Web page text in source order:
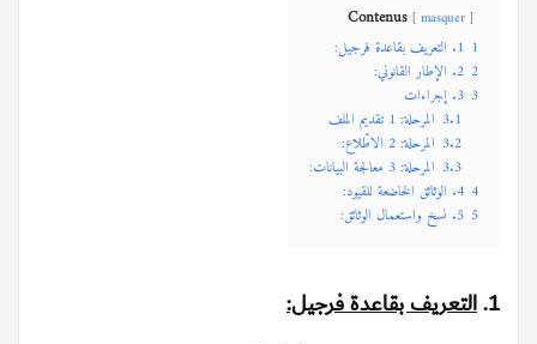
Contenus masquer
1 1. التعريف بقاعدة فرجيل:
2 2. الإطار القانوني:
3 3. إجراءات
3.1 المرحلة: 1 تقديم الملف
3.2 المرحلة: 2 الاطّلاع:
3.3 المرحلة: 3 معالجة البيانات:
4 4. الوثائق الخاضعة للقيود:
5 5. نسخ واستعمال الوثائق:
1. التعريف بقاعدة فرجيل: